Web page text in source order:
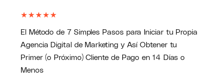
★★★★★
El Método de 7 Simples Pasos para Iniciar tu Propia
Agencia Digital de Marketing y Así Obtener tu
Primer (o Próximo) Cliente de Pago en 14 Días o
Menos